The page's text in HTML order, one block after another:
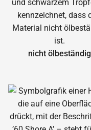
nicht ölbeständig